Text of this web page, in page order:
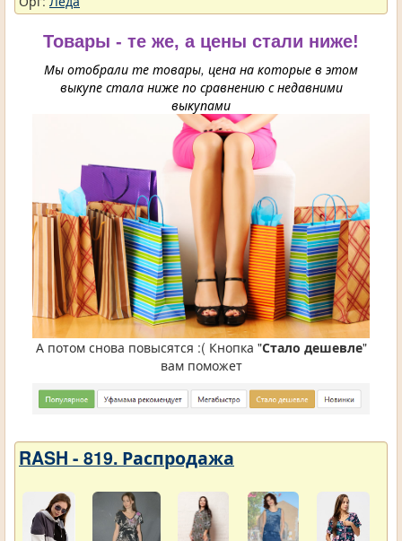
Товары - те же, а цены стали ниже!
Мы отобрали те товары, цена на которые в этом
выкупе стала ниже по сравнению с недавними
выкупами
А потом снова повысятся :( Кнопка "Стало дешевле"
вам поможет
RASH - 819. Распродажа